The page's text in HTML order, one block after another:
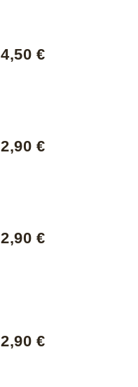
4,50 €
2,90 €
2,90 €
2,90 €